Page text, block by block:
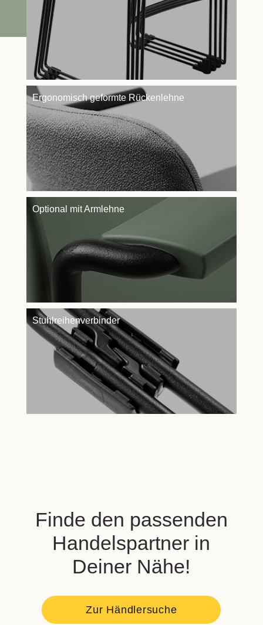
Ergonomisch geformte Rückenlehne
Optional mit Armlehne
Stuhlreihenverbinder
Finde den passenden
Handelspartner in
Deiner Nähe!
Zur Händlersuche